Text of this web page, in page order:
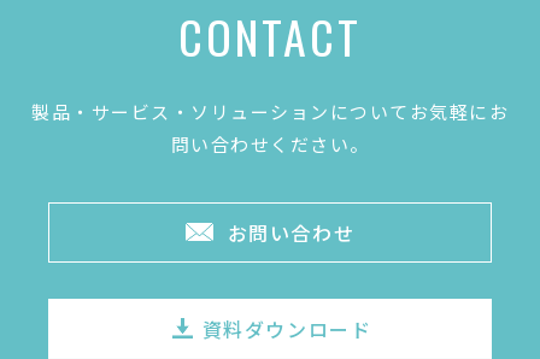
CONTACT
製品・サービス・ソリューションについてお気軽にお
問い合わせください。
お問い合わせ
資料ダウンロード